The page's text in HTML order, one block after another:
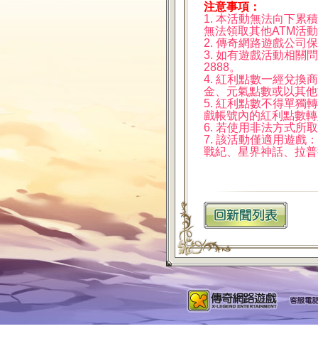
注意事項：
1. 本活動無法向下累
無法領取其他ATM活
2. 傳奇網路遊戲公司
3. 如有遊戲活動相關
2888。
4. 紅利點數一經兌換
金、元氣點數或以其
5. 紅利點數不得單獨
戲帳號內的紅利點數
6. 若使用非法方式所
7. 該活動僅適用遊戲
戰紀、星界神話、拉